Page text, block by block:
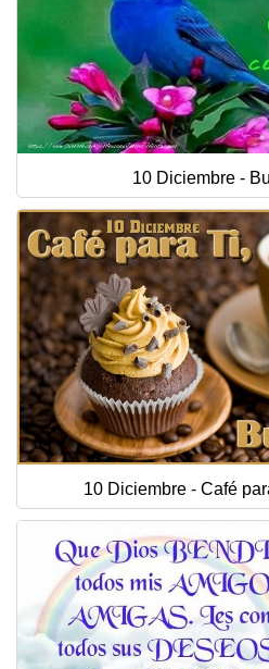
10 Diciembre -
10 Diciembre - Café